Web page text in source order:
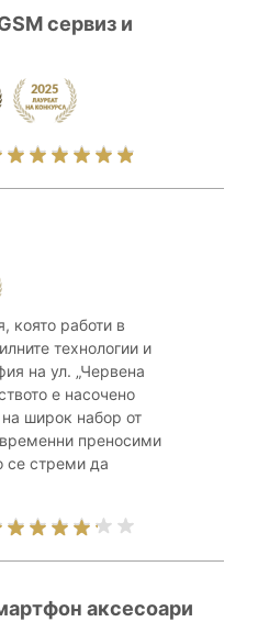
сервиз и
която работи в
технологии и
на ул. „Червена
е насочено
широк набор от
преносими
се стреми да
аксесоари